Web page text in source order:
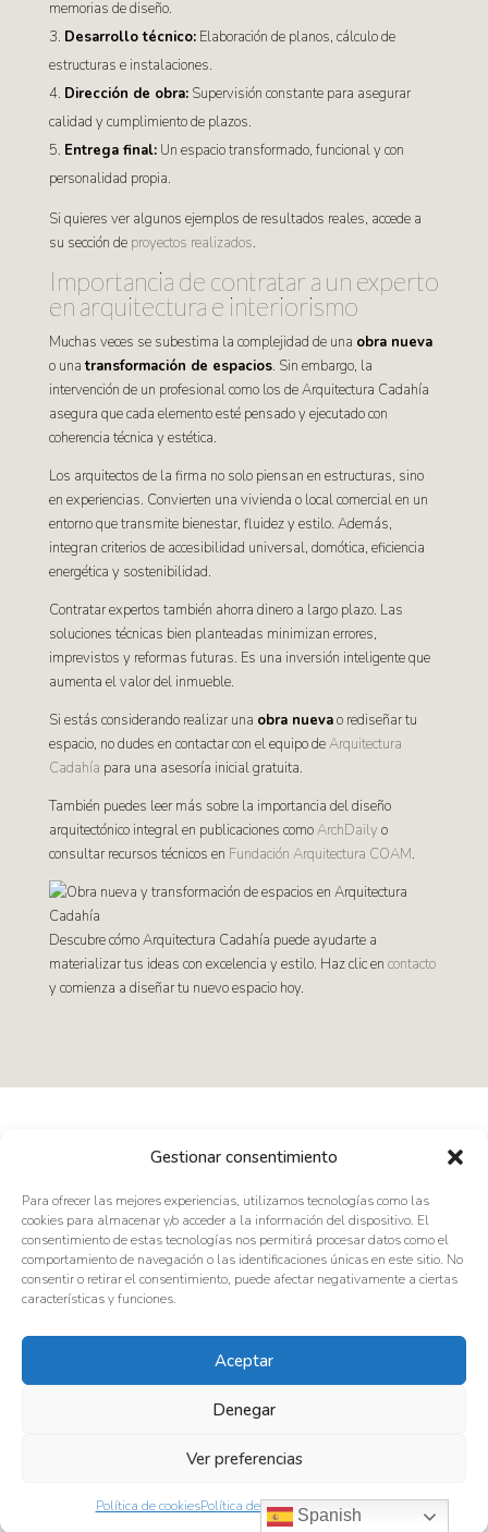
Gestionar consentimiento
Para ofrecer las mejores experiencias, utilizamos tecnologías como las
cookies para almacenar y/o acceder a la información del dispositivo. El
consentimiento de estas tecnologías nos permitirá procesar datos como el
comportamiento de navegación o las identificaciones únicas en este sitio. No
consentir o retirar el consentimiento, puede afectar negativamente a ciertas
características y funciones.
Aceptar
Denegar
Ver preferencias
Política de cookiesPolítica de PrivacidadAviso Legal
memorias de diseño.
Desarrollo técnico:Elaboración de planos, cálculo de
estructuras e instalaciones.
Dirección de obra:Supervisión constante para asegurar
calidad y cumplimiento de plazos.
Entrega final:Un espacio transformado, funcional y con
personalidad propia.
Si quieres ver algunos ejemplos de resultados reales, accede a
su sección de proyectos realizados.
Importancia de contratar a un experto
en arquitectura e interiorismo
Muchas veces se subestima la complejidad de una obra nueva
o unatransformación de espacios. Sin embargo, la
intervención de un profesional como los de Arquitectura Cadahía
asegura que cada elemento esté pensado y ejecutado con
coherencia técnica y estética.
Los arquitectos de la firma no solo piensan en estructuras, sino
en experiencias. Convierten una vivienda o local comercial en un
entorno que transmite bienestar, fluidez y estilo. Además,
integran criterios de accesibilidad universal, domótica, eficiencia
energética y sostenibilidad.
Contratar expertos también ahorra dinero a largo plazo. Las
soluciones técnicas bien planteadas minimizan errores,
imprevistos y reformas futuras. Es una inversión inteligente que
aumenta el valor del inmueble.
Si estás considerando realizar una obra nuevao rediseñar tu
espacio, no dudes en contactar con el equipo deArquitectura
Cadahía para una asesoría inicial gratuita.
También puedes leer más sobre la importancia del diseño
arquitectónico integral en publicaciones comoArchDaily o
consultar recursos técnicos en Fundación Arquitectura COAM.
Descubre cómo Arquitectura Cadahía puede ayudarte a
materializar tus ideas con excelencia y estilo. Haz clic en contacto
y comienza a diseñar tu nuevo espacio hoy.
C/ das Chedas, entreplanta c, 27500 Chantada –Lugo
E: info@arquitecturacadahia.com
T: (+34) 982 46 22 50
ESTUDIO CADAHIA SL – B27502103 –
info@arquitecturacadahia.com
Política de Cookies
Política de Privacidad|Aviso Legal|Mapa
| Desarrollado porMás Que TPV
Spanish